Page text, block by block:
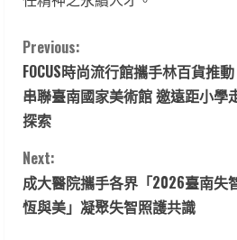
C
o
n
t
i
Previous:
FOCUS時尚流行館攜手林百貨推
串聯臺南國家美術館 邀遠距小學
探索
Next:
成大醫院攜手各界「2026臺南失
恆與美」凝聚失智照護共識